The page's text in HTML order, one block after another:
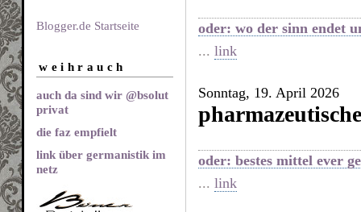
Blogger.de Startseite
weihrauch
auch da sind wir @bsolut
privat
die faz empfielt
link über germanistik im
netz
oder: wo der sinn endet
... link
Sonntag, 19. April 2026
oder: bestes mittel ever
... link